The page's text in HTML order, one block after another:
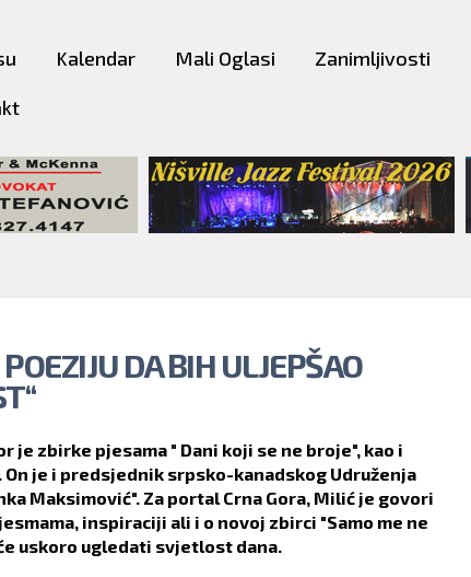
content
Kalendar Mali Oglasi Zanimljivosti
DA BIH ULJEPŠAO
je zbirke pjesama " Dani koji se ne broje", kao i
On je i predsjednik srpsko-kanadskog Udruženja
Maksimović". Za portal Crna Gora, Milić je govori
inspiraciji ali i o novoj zbirci "Samo me ne
uskoro ugledati svjetlost dana.